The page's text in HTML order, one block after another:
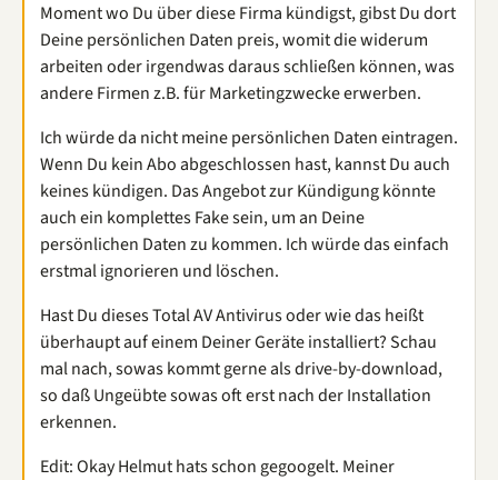
Moment wo Du über diese Firma kündigst, gibst Du dort
Deine persönlichen Daten preis, womit die widerum
arbeiten oder irgendwas daraus schließen können, was
andere Firmen z.B. für Marketingzwecke erwerben.
Ich würde da nicht meine persönlichen Daten eintragen.
Wenn Du kein Abo abgeschlossen hast, kannst Du auch
keines kündigen. Das Angebot zur Kündigung könnte
auch ein komplettes Fake sein, um an Deine
persönlichen Daten zu kommen. Ich würde das einfach
erstmal ignorieren und löschen.
Hast Du dieses Total AV Antivirus oder wie das heißt
überhaupt auf einem Deiner Geräte installiert? Schau
mal nach, sowas kommt gerne als drive-by-download,
so daß Ungeübte sowas oft erst nach der Installation
erkennen.
Edit: Okay Helmut hats schon gegoogelt. Meiner